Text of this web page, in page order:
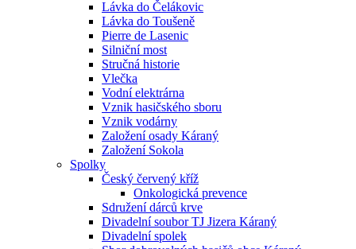
Lávka do Čelákovic
Lávka do Toušeně
Pierre de Lasenic
Silniční most
Stručná historie
Vlečka
Vodní elektrárna
Vznik hasičského sboru
Vznik vodárny
Založení osady Káraný
Založení Sokola
Spolky
Český červený kříž
Onkologická prevence
Sdružení dárců krve
Divadelní soubor TJ Jizera Káraný
Divadelní spolek